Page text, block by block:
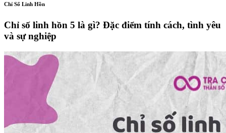
Chỉ Số Linh Hồn
Chỉ số linh hồn 5 là gì? Đặc điểm tính cách, tình yêu
và sự nghiệp